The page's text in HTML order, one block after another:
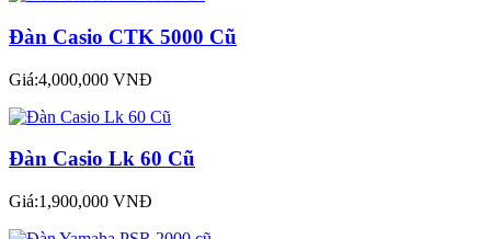
Đàn Casio CTK 5000 Cũ
Giá:4,000,000 VNĐ
Đàn Casio Lk 60 Cũ
Giá:1,900,000 VNĐ